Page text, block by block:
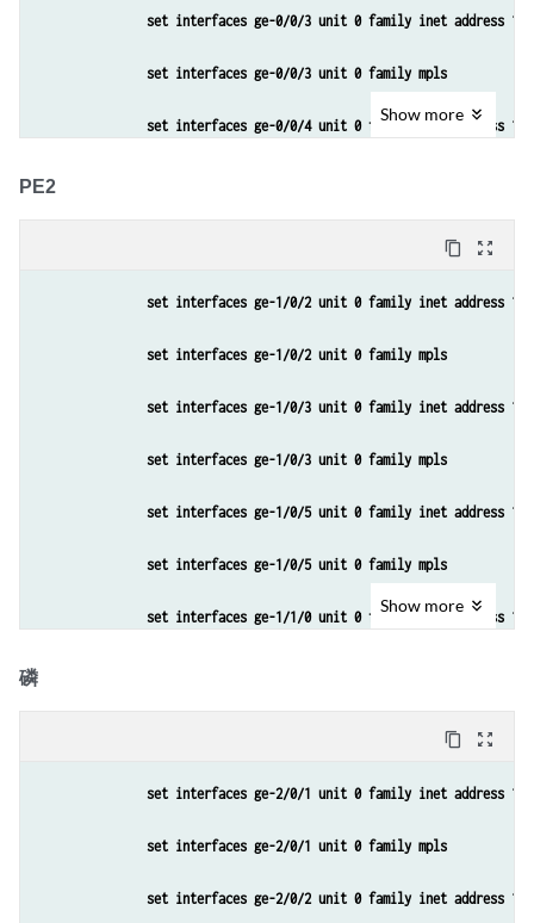
set interfaces ge-0/0/3 unit 0 family inet address
set interfaces ge-0/0/3 unit 0 family mpls
set interfaces ge-0/0/4 unit 0 family inet address
set protocols mpls interface 10.38.0.1/30
Show more
PE2
content_copy zoom_out_map
set interfaces ge-1/0/2 unit 0 family inet address
set interfaces ge-1/0/2 unit 0 family mpls
set interfaces ge-1/0/3 unit 0 family inet address
set interfaces ge-1/0/3 unit 0 family mpls
set interfaces ge-1/0/5 unit 0 family inet address
set interfaces ge-1/0/5 unit 0 family mpls
set interfaces ge-1/1/0 unit 0 family inet address
Show more
磷
content_copy zoom_out_map
set interfaces ge-2/0/1 unit 0 family inet address
set interfaces ge-2/0/1 unit 0 family mpls
set interfaces ge-2/0/2 unit 0 family inet address